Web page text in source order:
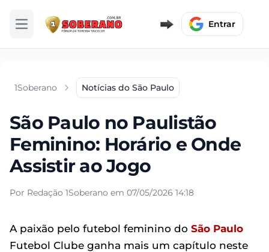
Abrir menu Entrar
1Soberano Notícias do São Paulo
São Paulo no Paulistão
Feminino: Horário e Onde
Assistir ao Jogo
Por Redação 1Soberano em 07/05/2026 14:18
A paixão pelo futebol feminino do São Paulo
Futebol Clube ganha mais um capítulo neste